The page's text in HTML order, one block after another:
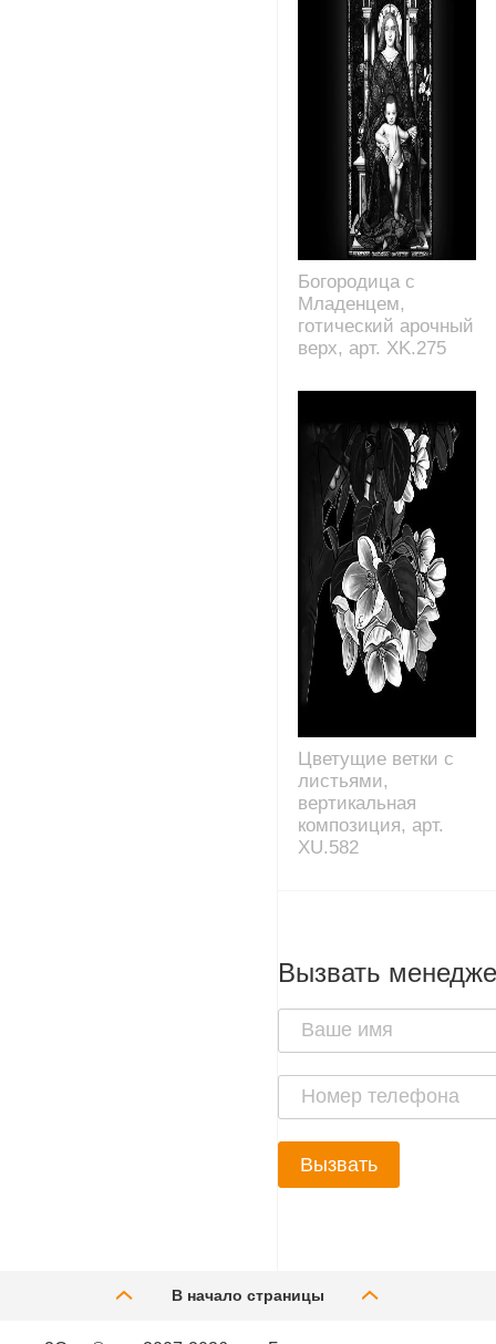
Богородица с
Младенцем,
готический арочный
верх, арт. XK.275
Цветущие ветки с
листьями,
вертикальная
композиция, арт.
XU.582
Вызвать
Вызвать
В начало страницы